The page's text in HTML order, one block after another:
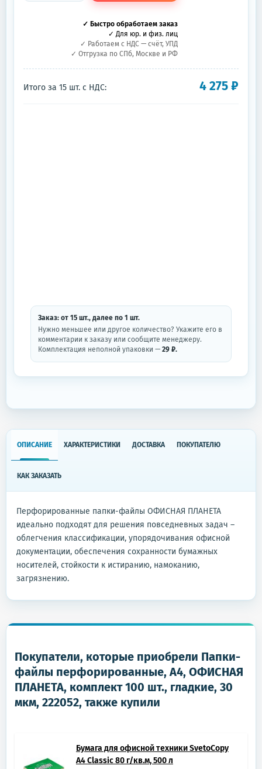
✓ Быстро обработаем заказ
✓ Для юр. и физ. лиц
✓ Работаем с НДС — счёт, УПД
✓ Отгрузка по СПб, Москве и РФ
Итого за 15 шт. с НДС: 4 275₽
Заказ: от 15 шт., далее по 1 шт.
Нужно меньшее или другое количество? Укажите его в
комментарии к заказу или сообщите менеджеру.
Комплектация неполной упаковки — 29 ₽.
ОПИСАНИЕ ХАРАКТЕРИСТИКИ ДОСТАВКА ПОКУПАТЕЛЮ
КАК ЗАКАЗАТЬ
Перфорированные папки-файлы ОФИСНАЯ ПЛАНЕТА
идеально подходят для решения повседневных задач –
облегчения классификации, упорядочивания офисной
документации, обеспечения сохранности бумажных
носителей, стойкости к истиранию, намоканию,
загрязнению.
Покупатели, которые приобрели Папки-
файлы перфорированные, А4, ОФИСНАЯ
ПЛАНЕТА, комплект 100 шт., гладкие, 30
мкм, 222052, также купили
Бумага для офисной техники SvetoCopy
A4 Classic 80 г/кв.м, 500 л